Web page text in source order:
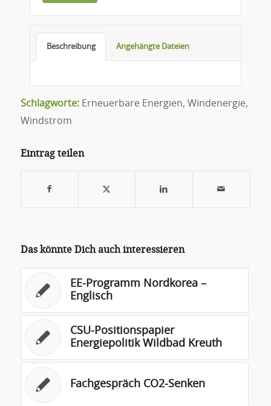
Beschreibung Angehängte Dateien
Schlagworte: Erneuerbare Energien, Windenergie,
Windstrom
Eintrag teilen
Das könnte Dich auch interessieren
EE-Programm Nordkorea –
Englisch
CSU-Positionspapier
Energiepolitik Wildbad Kreuth
Fachgespräch CO2-Senken